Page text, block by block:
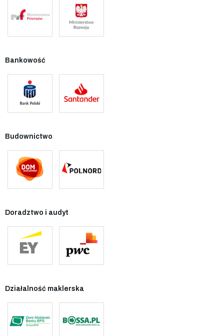
Bankowość
Budownictwo
Doradztwo i audyt
Działalność maklerska